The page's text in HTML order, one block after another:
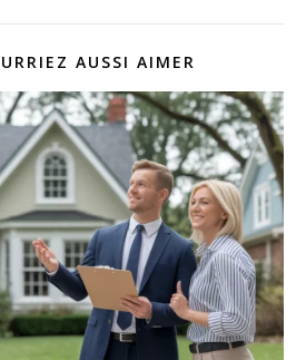
AUSSI AIMER